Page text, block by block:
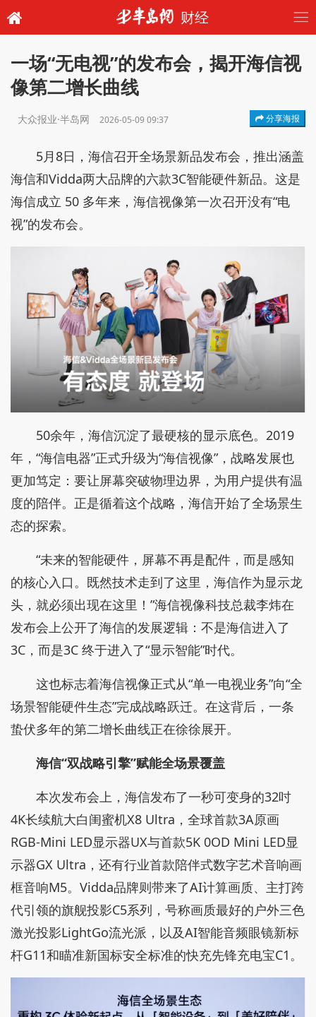
财经
一场“无电视”的发布会，揭开海信视
像第二增长曲线
大众报业·半岛网 2026-05-09 09:37 分享海报
5月8日，海信召开全场景新品发布会，推出涵盖
海信和Vidda两大品牌的六款3C智能硬件新品。这是
海信成立 50 多年来，海信视像第一次召开没有“电
视”的发布会。
50余年，海信沉淀了最硬核的显示底色。2019
年，“海信电器”正式升级为“海信视像”，战略发展也
更加笃定：要让屏幕突破物理边界，为用户提供有温
度的陪伴。正是循着这个战略，海信开始了全场景生
态的探索。
“未来的智能硬件，屏幕不再是配件，而是感知
的核⼼入口。既然技术走到了这里，海信作为显示龙
头，就必须出现在这里！”海信视像科技总裁李炜在
发布会上公开了海信的发展逻辑：不是海信进⼊了
3C，而是3C 终于进⼊了“显示智能”时代。
这也标志着海信视像正式从“单一电视业务”向“全
场景智能硬件生态”完成战略跃迁。在这背后，一条
蛰伏多年的第二增长曲线正在徐徐展开。
海信“双战略引擎”赋能全场景覆盖
本次发布会上，海信发布了一秒可变身的32吋
4K长续航大白闺蜜机X8 Ultra，全球首款3A原画
RGB-Mini LED显示器UX与首款5K 0OD Mini LED显
示器GX Ultra，还有行业首款陪伴式数字艺术音响画
框音响M5。Vidda品牌则带来了AI计算画质、主打跨
代引领的旗舰投影C5系列，号称画质最好的户外三色
激光投影LightGo流光派，以及AI智能音频眼镜新标
杆G11和瞄准新国标安全标准的快充先锋充电宝C1。